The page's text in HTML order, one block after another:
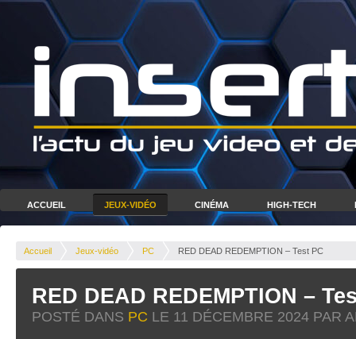
ACCUEIL JEUX-VIDÉO CINÉMA HIGH-TECH
Accueil Jeux-vidéo PC RED DEAD REDEMPTION – Test PC
RED DEAD REDEMPTION –
POSTÉ DANS PC LE 11 DÉCEMBRE 2024 PAR